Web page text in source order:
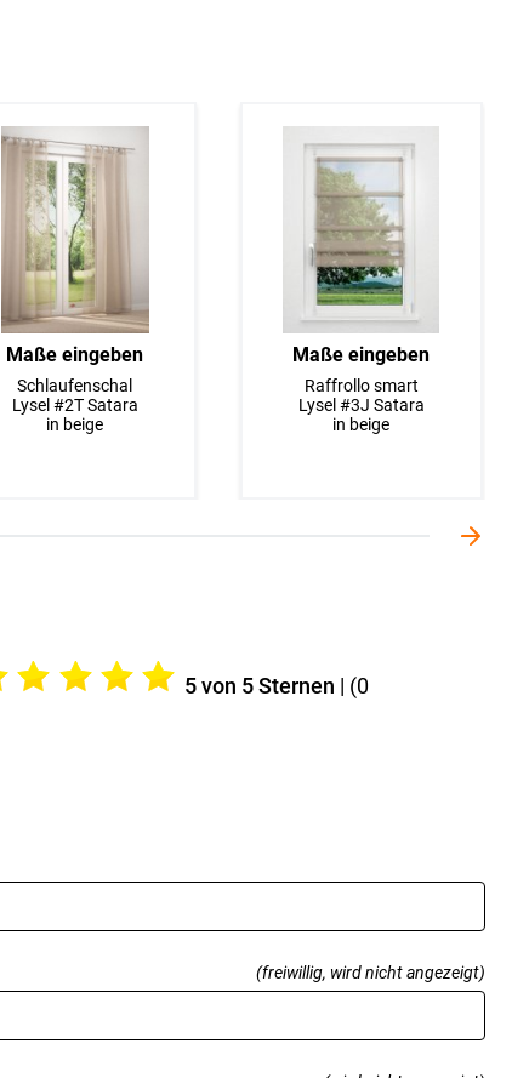
Maße eingeben
Schlaufenschal
Lysel #2T Satara
in beige
Maße eingeben
Raffrollo smart
Lysel #3J Satara
in beige
5von 5 Sternen | (0
(freiwillig, wird nicht angezeigt)